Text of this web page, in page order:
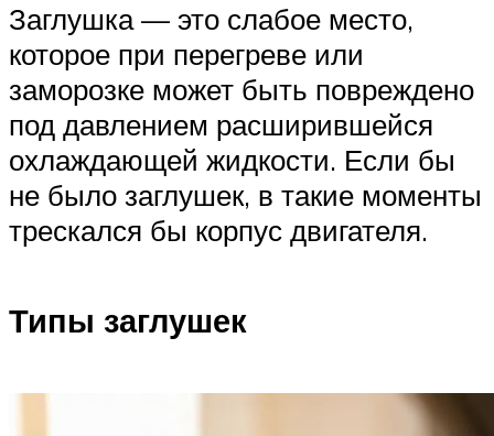
Заглушка — это слабое место,
которое при перегреве или
заморозке может быть повреждено
под давлением расширившейся
охлаждающей жидкости. Если бы
не было заглушек, в такие моменты
трескался бы корпус двигателя.
Типы заглушек